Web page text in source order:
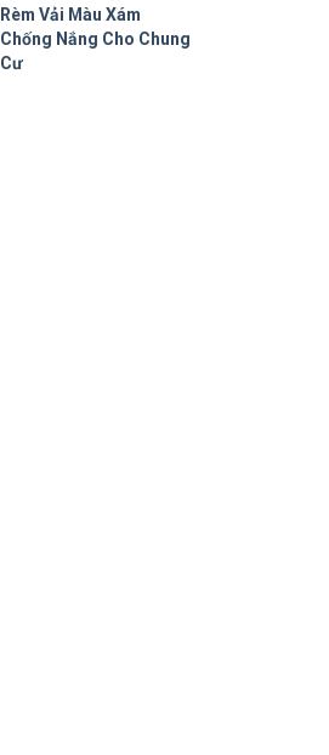
hạng5.00
5 sao
Rèm Vải Màu Xám
Chống Nắng Cho Chung
Cư